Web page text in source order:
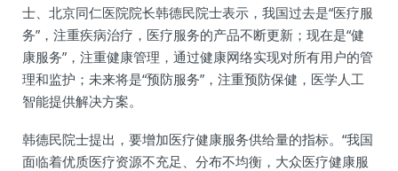
士、北京同仁医院院长韩德民院士表示，我国过去是“医疗服
务”，注重疾病治疗，医疗服务的产品不断更新；现在是“健
康服务”，注重健康管理，通过健康网络实现对所有用户的管
理和监护；未来将是“预防服务”，注重预防保健，医学人工
智能提供解决方案。
韩德民院士提出，要增加医疗健康服务供给量的指标。“我国
面临着优质医疗资源不充足、分布不均衡，大众医疗健康服